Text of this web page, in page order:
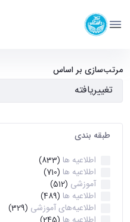
کامپیوتر
مرتب‌سازی بر اساس
طبقه بندی
اطلاعیه ها (833)
اطلاعیه ها (710)
آموزشی (512)
اطلاعیه ها (489)
اطلاعیه‌های‌ آموزشی (329)